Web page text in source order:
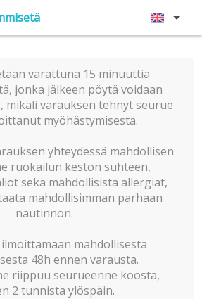
varattuna 15 minuuttia
jonka jälkeen pöytä voidaan
mikäli varauksen tehnyt seurue
myöhästymisestä.
yhteydessä mahdollisen
ruokailun keston suhteen,
sekä mahdollisista allergiat,
mahdollisimman parhaan
nautinnon.
ilmoittamaan mahdollisesta
48h ennen varausta.
riippuu seurueenne koosta,
2 tunnista ylöspäin.